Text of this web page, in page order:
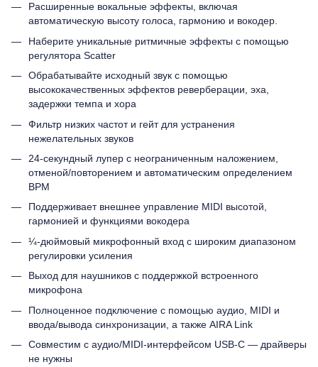
Расширенные вокальные эффекты, включая
автоматическую высоту голоса, гармонию и вокодер.
Наберите уникальные ритмичные эффекты с помощью
регулятора Scatter
Обрабатывайте исходный звук с помощью
высококачественных эффектов реверберации, эха,
задержки темпа и хора
Фильтр низких частот и гейт для устранения
нежелательных звуков
24-секундный лупер с неограниченным наложением,
отменой/повторением и автоматическим определением
BPM
Поддерживает внешнее управление MIDI высотой,
гармонией и функциями вокодера
¼-дюймовый микрофонный вход с широким диапазоном
регулировки усиления
Выход для наушников с поддержкой встроенного
микрофона
Полноценное подключение с помощью аудио, MIDI и
ввода/вывода синхронизации, а также AIRA Link
Совместим с аудио/MIDI-интерфейсом USB-C — драйверы
не нужны